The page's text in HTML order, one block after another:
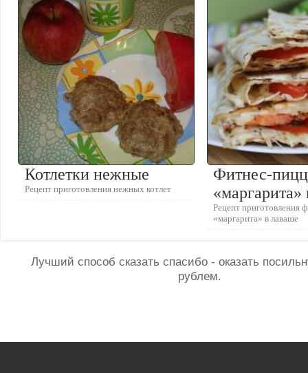
Котлетки нежные
Рецепт приготовления нежных котлет
Фитнес-
Рецепт приготовления
«маргарита» в лаваше
Лучший способ сказать спасибо - оказать
рублем.